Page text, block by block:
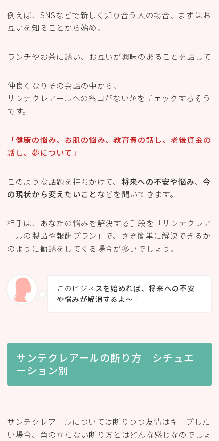
例えば、SNSなどで新しく知り合う人の場合、まずはお
互いを知ることから始め、
ランチやお茶に誘い、お互いが興味のあることを話して
仲良くなりその会話の中から、
サンテクレアールへの糸口がないかをチェックするそう
です。
「健康の悩み、お肌の悩み、教育費の話し、老後資金の
話し、夢について」
このような話題を持ちかけて、 将来への不安や悩み、 今
の現状から変えたいことなどを聞いてきます。
相手は、あなたの悩みを解決する手段を「サンテクレア
ールの製品や報酬プラン」で、さぞ簡単に解決できるか
のように勧誘をしてくる場合が多いでしょう。
このビジネスを始めれば、将来への不安
や悩みが解消するよ〜 ！
サンテクレアールの断り方 シチュエ
ーション別
サンテクレアールについては断りつつ友情はキープした
い場合、角の立たない断り方とはどんな感じなのでしょ